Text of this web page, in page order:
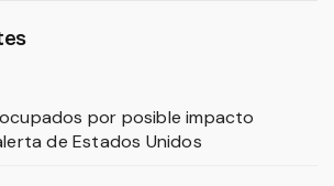
por posible impacto
de Estados Unidos